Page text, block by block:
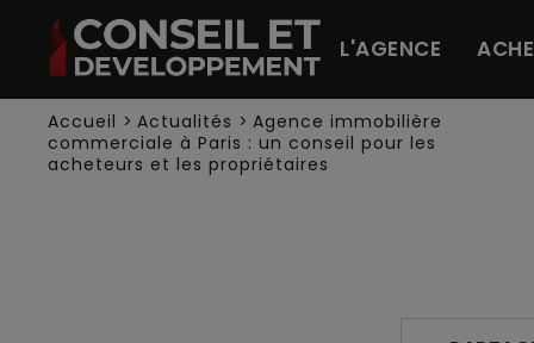
L'AGENCE
Accueil > Actualités > Agence immobilière
commerciale à Paris : un conseil pour les
acheteurs et les propriétaires